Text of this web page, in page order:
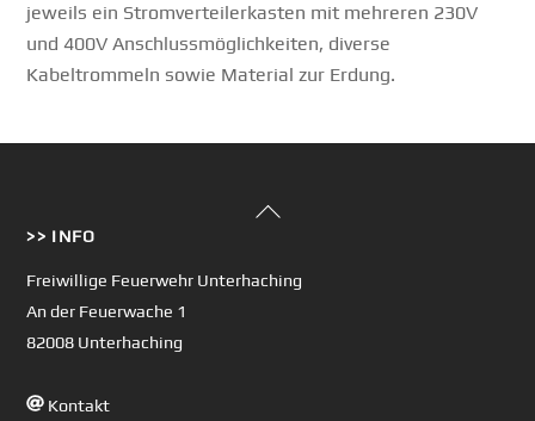
jeweils ein Stromverteilerkasten mit mehreren 230V
und 400V Anschlussmöglichkeiten, diverse
Kabeltrommeln sowie Material zur Erdung.
Back
>> INFO
Freiwillige Feuerwehr Unterhaching
An der Feuerwache 1
82008 Unterhaching
Kontakt